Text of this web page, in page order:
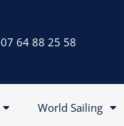
07 64 88 25 58
World Sailing